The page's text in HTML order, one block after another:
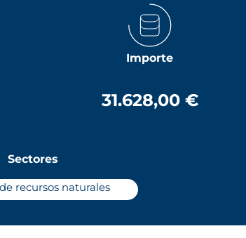
Importe
31.628,00 €
Sectores
recursos naturales